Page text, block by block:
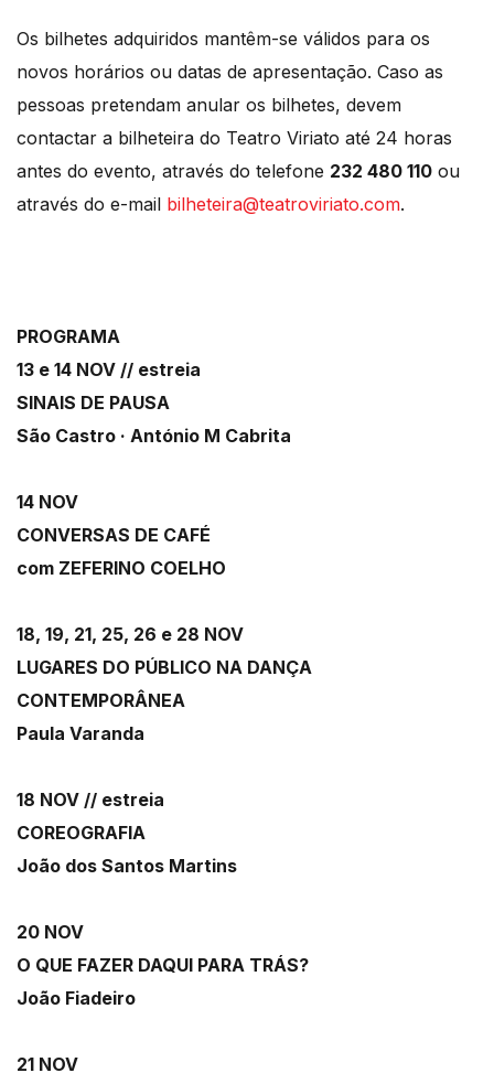
Os bilhetes adquiridos mantêm-se válidos para os
novos horários ou datas de apresentação. Caso as
pessoas pretendam anular os bilhetes, devem
contactar a bilheteira do Teatro Viriato até 24 horas
antes do evento, através do telefone 232 480 110 ou
através do e-mail bilheteira@teatroviriato.com.
PROGRAMA
13 e 14 NOV // estreia
SINAIS DE PAUSA
São Castro · António M Cabrita
14 NOV
CONVERSAS DE CAFÉ
com ZEFERINO COELHO
18, 19, 21, 25, 26 e 28 NOV
LUGARES DO PÚBLICO NA DANÇA
CONTEMPORÂNEA
Paula Varanda
18 NOV // estreia
COREOGRAFIA
João dos Santos Martins
20 NOV
O QUE FAZER DAQUI PARA TRÁS?
João Fiadeiro
21 NOV